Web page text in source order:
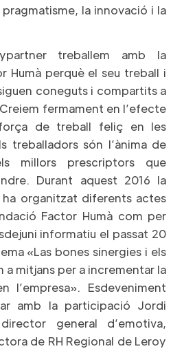
la innovació i la
treballem amb la
Humà perquè el seu treball i
coneguts i compartits a
fermament en l’efecte
de treball feliç en les
treballadors són l’ànima de
millors prescriptors que
Durant aquest 2016 la
ha organitzat diferents actes
Factor Humà com per
informatiu el passat 20
«Las bones sinergies i els
a mitjans per a incrementar la
l’empresa». Esdeveniment
amb la participació Jordi
general d’emotiva,
de RH Regional de Leroy